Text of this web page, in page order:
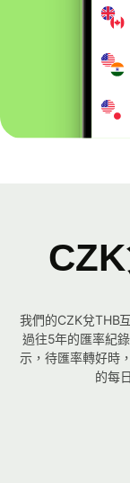
我們的CZK兌THB
過往5年的匯率紀
示，待匯率轉好時
的每